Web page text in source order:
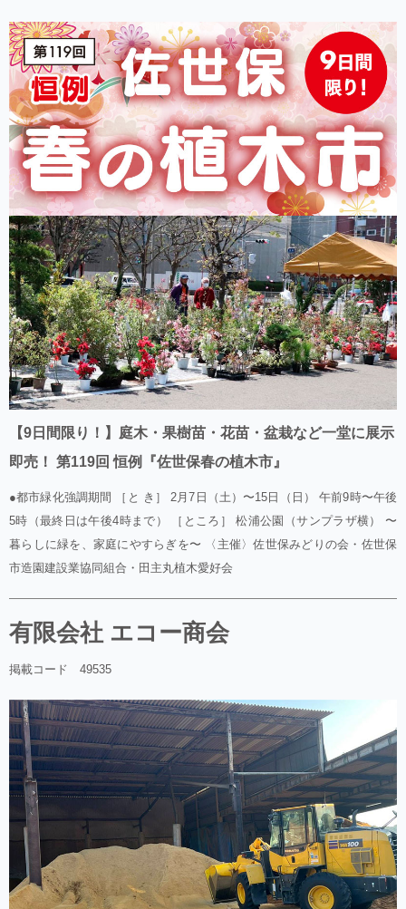
【9日間限り！】庭木・果樹苗・花苗・盆栽など一堂に展示
即売！ 第119回 恒例『佐世保春の植木市』
●都市緑化強調期間 ［と き］ 2月7日（土）〜15日（日） 午前9時〜午後
5時（最終日は午後4時まで） ［ところ］ 松浦公園（サンプラザ横） 〜
暮らしに緑を、家庭にやすらぎを〜 〈主催〉佐世保みどりの会・佐世保
市造園建設業協同組合・田主丸植木愛好会
有限会社 エコー商会
掲載コード 49535